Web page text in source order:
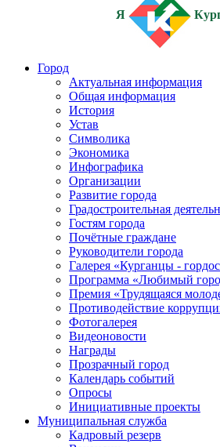
Я
Город
Актуальная информация
Общая информация
История
Устав
Символика
Экономика
Инфографика
Организации
Развитие города
Градостроительная
Гостям города
Почётные граждане
Руководители города
Галерея «Курганцы -
Программа «Любимый
Премия «Трудящаяся
Противодействие
Фотогалерея
Видеоновости
Награды
Прозрачный город
Календарь событий
Опросы
Инициативные проекты
Муниципальная служба
Кадровый резерв